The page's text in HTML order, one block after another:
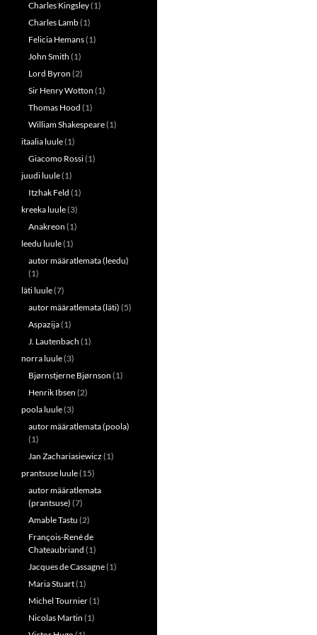
Charles Kingsley(1)
Charles Lamb(1)
Felicia Hemans(1)
John Smith (1)
Lord Byron (2)
Sir Henry Wotton (1)
Thomas Hood (1)
William Shakespeare(1)
itaalia luule(1)
Giacomo Rossi(1)
juudi luule(1)
Itzhak Feld (1)
kreeka luule(3)
Anakreon (1)
leedu luule(1)
autor määratlemata (leedu)
(1)
läti luule(7)
autor määratlemata (läti) (5)
Aspazija(1)
J. Lautenbach (1)
norra luule(3)
Bjørnstjerne Bjørnson (1)
Henrik Ibsen (2)
poola luule(3)
autor määratlemata (poola)
(1)
Jan Zachariasiewicz (1)
prantsuse luule(15)
autor määratlemata
(prantsuse) (7)
Amable Tastu (2)
François-René de
Chateaubriand (1)
Jacques de Cassagne(1)
Maria Stuart(1)
Michel Tournier(1)
Nicolas Martin (1)